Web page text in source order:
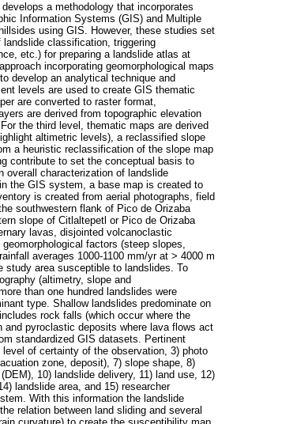
a methodology that incorporates
Information Systems (GIS) and Multiple
using GIS. However, these studies set
classification, triggering
etc.) for preparing a landslide atlas at
incorporating geomorphological maps
develop an analytical technique and
levels are used to create GIS thematic
are converted to raster format,
are derived from topographic elevation
the third level, thematic maps are derived
altimetric levels), a reclassified slope
a heuristic reclassification of the slope map
contribute to set the conceptual basis to
overall characterization of landslide
the GIS system, a base map is created to
is created from aerial photographs, field
southwestern flank of Pico de Orizaba
slope of Citlaltepetl or Pico de Orizaba
lavas, disjointed volcanoclastic
factors (steep slopes,
averages 1000-1100 mm/yr at > 4000 m
study area susceptible to landslides. To
(altimetry, slope and
than one hundred landslides were
type. Shallow landslides predominate on
rock falls (which occur where the
and pyroclastic deposits where lava flows act
standardized GIS datasets. Pertinent
of certainty of the observation, 3) photo
zone, deposit), 7) slope shape, 8)
10) landslide delivery, 11) land use, 12)
landslide area, and 15) researcher
With this information the landslide
relation between land sliding and several